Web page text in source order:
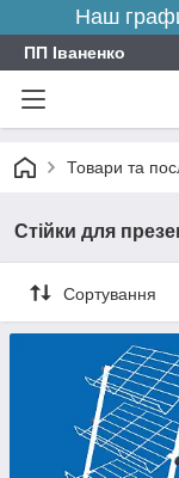
Наш
ПП Іваненко
Товари та
Стійки для
Сортування